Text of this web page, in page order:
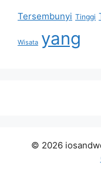
Tersembunyi Tinggi
Wisata yang
© 2026